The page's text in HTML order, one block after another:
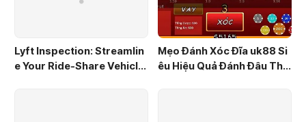
Lyft Inspection: Streamlin
e Your Ride-Share Vehicle
Mẹo Đánh Xóc Đĩa uk88 Si
êu Hiệu Quả Đánh Đâu Thắ